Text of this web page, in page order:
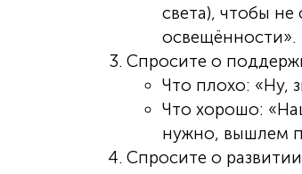
света), чтобы
освещённости».
Спросите о
Что плохо: «Ну,
Что хорошо:
нужно, вышлем
Спросите о